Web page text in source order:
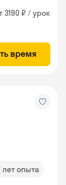
3190 ₽ / урок
время
лет опыта